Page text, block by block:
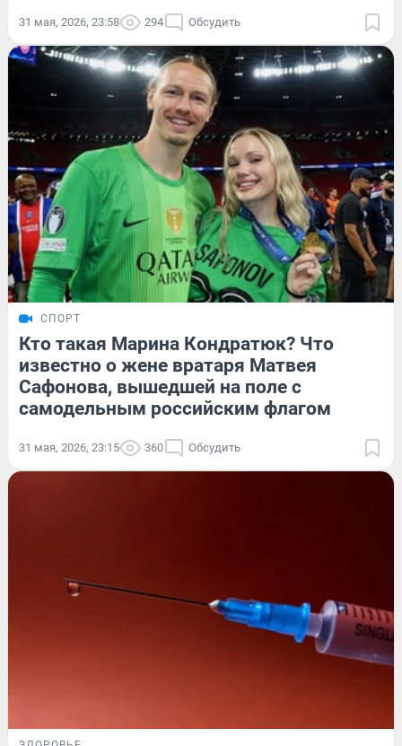
31 мая, 2026, 23:58 294 Обсудить
СПОРТ
Кто такая Марина Кондратюк? Что
известно о жене вратаря Матвея
Сафонова, вышедшей на поле с
самодельным российским флагом
31 мая, 2026, 23:15 360 Обсудить